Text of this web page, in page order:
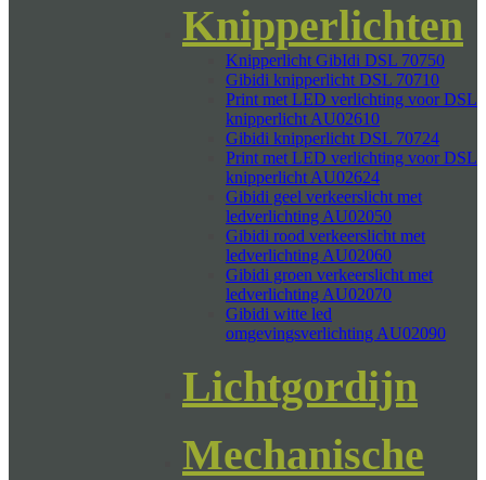
Knipperlichten
Knipperlicht GibIdi DSL 70750
Gibidi knipperlicht DSL 70710
Print met LED verlichting voor DSL
knipperlicht AU02610
Gibidi knipperlicht DSL 70724
Print met LED verlichting voor DSL
knipperlicht AU02624
Gibidi geel verkeerslicht met
ledverlichting AU02050
Gibidi rood verkeerslicht met
ledverlichting AU02060
Gibidi groen verkeerslicht met
ledverlichting AU02070
Gibidi witte led
omgevingsverlichting AU02090
Lichtgordijn
Mechanische